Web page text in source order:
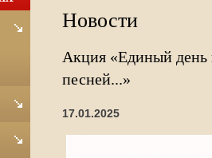
Новости
Акция «Единый день
песней...»
17.01.2025